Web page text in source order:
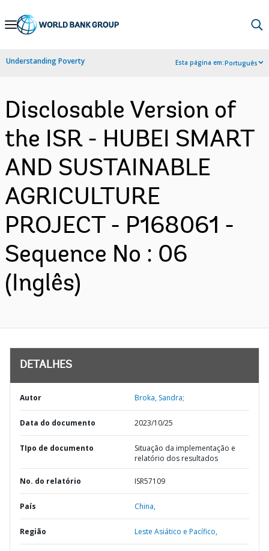
Skip
Navigation
Understanding Poverty Esta página em:Português
Disclosable Version of
the ISR - HUBEI SMART
AND SUSTAINABLE
AGRICULTURE
PROJECT - P168061 -
Sequence No : 06
(Inglês)
DETALHES
Autor Broka, Sandra;
Data do documento 2023/10/25
TIpo de documento
Situação da implementação e
relatório dos resultados
No. do relatório ISR57109
País China,
Região Leste Asiático e Pacífico,